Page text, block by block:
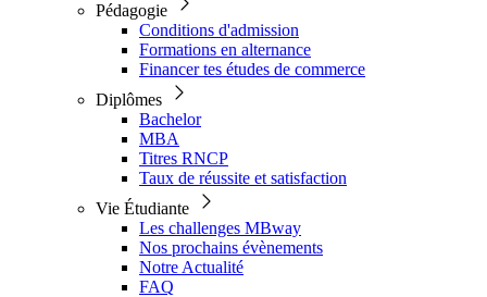
Pédagogie
Conditions d'admission
Formations en alternance
Financer tes études de commerce
Diplômes
Bachelor
MBA
Titres RNCP
Taux de réussite et satisfaction
Vie Étudiante
Les challenges MBway
Nos prochains évènements
Notre Actualité
FAQ